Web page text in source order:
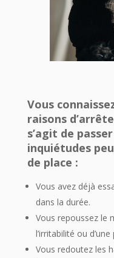
Vous
raisons
s’agit de
inquiétudes
de place :
Vous avez déjà
dans la durée.
Vous repoussez le
l’irritabilité ou
Vous redoutez les